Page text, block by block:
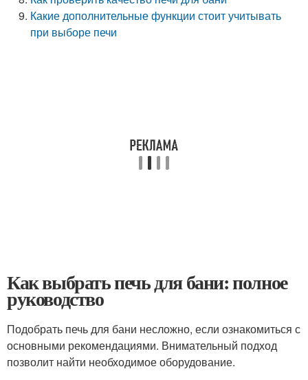
Какие дополнительные функции стоит учитывать
при выборе печи
Как выбрать печь для бани: полное
руководство
Подобрать печь для бани несложно, если ознакомиться с
основными рекомендациями. Внимательный подход
позволит найти необходимое оборудование.